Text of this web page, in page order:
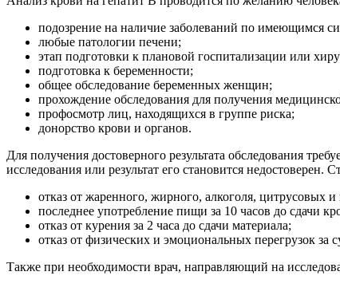
подозрение на наличие заболеваний по имеющимся
любые патологии печени;
этап подготовки к плановой госпитализации или
подготовка к беременности;
общее обследование беременных женщин;
прохождение обследования для получения
профосмотр лиц, находящихся в группе риска;
донорство крови и органов.
Для получения достоверного результата обследования
исследования или результат его становится
отказ от жаренного, жирного, алкоголя, цитрусовых
последнее употребление пищи за 10 часов до сдачи
отказ от курения за 2 часа до сдачи материала;
отказ от физических и эмоциональных перегрузок за
Также при необходимости врач, направляющий на